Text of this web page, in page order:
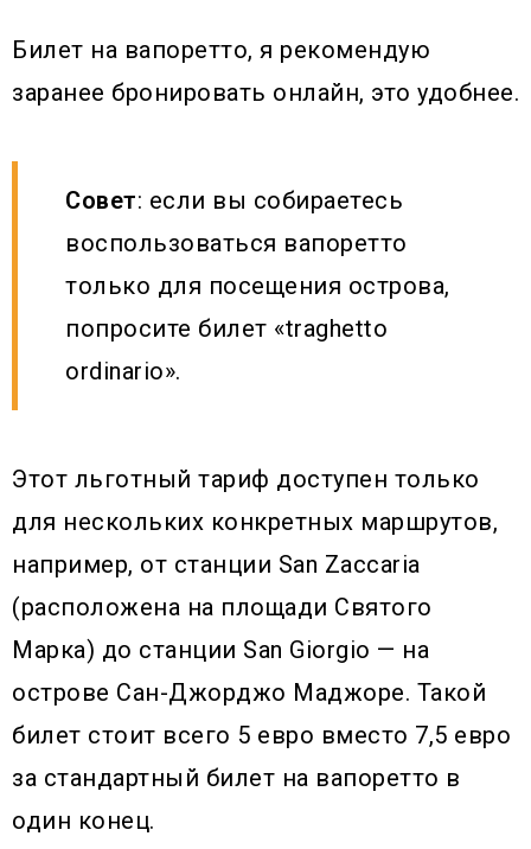
Билет на вапоретто, я рекомендую
заранее бронировать онлайн, это удобнее.
Совет: если вы собираетесь
воспользоваться вапоретто
только для посещения острова,
попросите билет «traghetto
ordinario».
Этот льготный тариф доступен только
для нескольких конкретных маршрутов,
например, от станции San Zaccaria
(расположена на площади Святого
Марка) до станции San Giorgio — на
острове Сан-Джорджо Маджоре. Такой
билет стоит всего 5 евро вместо 7,5 евро
за стандартный билет на вапоретто в
один конец.